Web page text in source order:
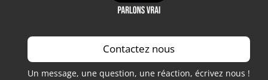
Contactez nous
Un message, une question, une réaction, écrivez nous !